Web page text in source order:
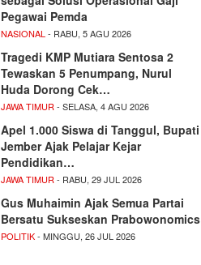
Pegawai Pemda
NASIONAL - RABU, 5 AGU 2026
Tragedi KMP Mutiara Sentosa 2
Tewaskan 5 Penumpang, Nurul
Huda Dorong Cek…
JAWA TIMUR - SELASA, 4 AGU 2026
Apel 1.000 Siswa di Tanggul, Bupati
Jember Ajak Pelajar Kejar
Pendidikan…
JAWA TIMUR - RABU, 29 JUL 2026
Gus Muhaimin Ajak Semua Partai
Bersatu Sukseskan Prabowonomics
POLITIK- MINGGU, 26 JUL 2026